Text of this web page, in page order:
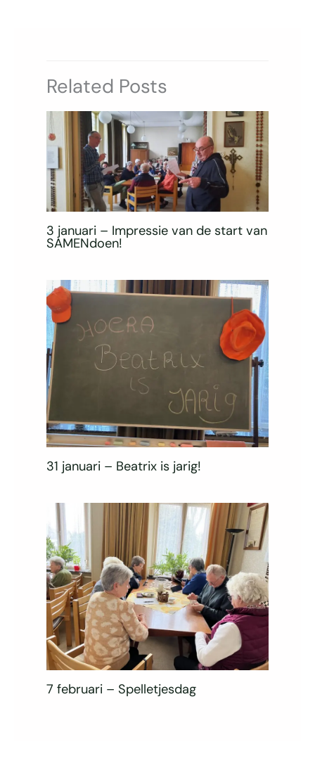
Related Posts
3 januari – Impressie van de start van
SAMENdoen!
31 januari – Beatrix is jarig!
7 februari – Spelletjesdag